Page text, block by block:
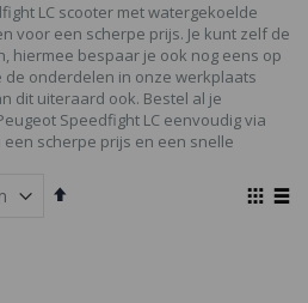
LC scooter met watergekoelde
voor een scherpe prijs. Je kunt zelf de
hiermee bespaar je ook nog eens op
de onderdelen in onze werkplaats
dit uiteraard ook. Bestel al je
Speedfight LC eenvoudig via
scherpe prijs en een snelle
Van